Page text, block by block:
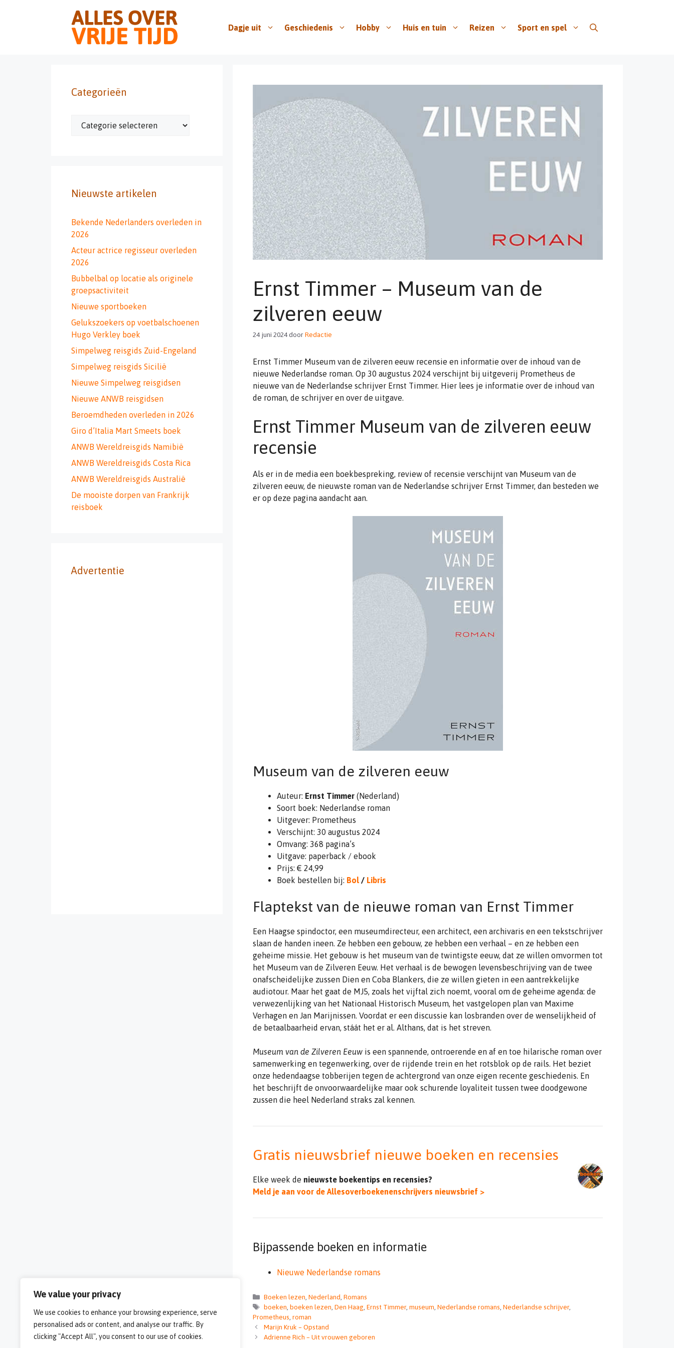
We value your privacy
We use cookies to enhance your browsing experience, serve
personalised ads or content, and analyse our traffic. By
clicking "Accept All", you consent to our use of cookies.
Dagje uit Geschiedenis Hobby Huis en tuin Reizen Sport en spel
Ernst Timmer – Museum van de
zilveren eeuw
24 juni 2024doorRedactie
Ernst Timmer Museum van de zilveren eeuw recensie en informatie over de inhoud van de
nieuwe Nederlandse roman. Op 30 augustus 2024 verschijnt bij uitgeverij Prometheus de
nieuwe van de Nederlandse schrijver Ernst Timmer. Hier lees je informatie over de inhoud van
de roman, de schrijver en over de uitgave.
Ernst Timmer Museum van de zilveren eeuw
recensie
Als er in de media een boekbespreking, review of recensie verschijnt van Museum van de
zilveren eeuw, de nieuwste roman van de Nederlandse schrijver Ernst Timmer, dan besteden we
er op deze pagina aandacht aan.
Museum van de zilveren eeuw
Auteur: Ernst Timmer (Nederland)
Soort boek: Nederlandse roman
Uitgever: Prometheus
Verschijnt: 30 augustus 2024
Omvang: 368 pagina’s
Uitgave: paperback / ebook
Prijs: € 24,99
Boek bestellen bij: Bol / Libris
Flaptekst van de nieuwe roman van Ernst Timmer
Een Haagse spindoctor, een museumdirecteur, een architect, een archivaris en een tekstschrijver
slaan de handen ineen. Ze hebben een gebouw, ze hebben een verhaal – en ze hebben een
geheime missie. Het gebouw is het museum van de twintigste eeuw, dat ze willen omvormen tot
het Museum van de Zilveren Eeuw. Het verhaal is de bewogen levensbeschrijving van de twee
onafscheidelijke zussen Dien en Coba Blankers, die ze willen gieten in een aantrekkelijke
audiotour. Maar het gaat de MJ5, zoals het vijftal zich noemt, vooral om de geheime agenda: de
verwezenlijking van het Nationaal Historisch Museum, het vastgelopen plan van Maxime
Verhagen en Jan Marijnissen. Voordat er een discussie kan losbranden over de wenselijkheid of
de betaalbaarheid ervan, stáát het er al. Althans, dat is het streven.
Museum van de Zilveren Eeuw is een spannende, ontroerende en af en toe hilarische roman over
samenwerking en tegenwerking, over de rijdende trein en het rotsblok op de rails. Het beziet
onze hedendaagse tobberijen tegen de achtergrond van onze eigen recente geschiedenis. En
het beschrijft de onvoorwaardelijke maar ook schurende loyaliteit tussen twee doodgewone
zussen die heel Nederland straks zal kennen.
Gratis nieuwsbrief nieuwe boeken en recensies
Elke week de nieuwste boekentips en recensies?
Meld je aan voor de Allesoverboekenenschrijvers nieuwsbrief >
Bijpassende boeken en informatie
Nieuwe Nederlandse romans
Categorieën
Boeken lezen Nederland Romans
Tags
boeken boeken lezen Den Haag, Ernst Timmer, museum Nederlandse romans Nederlandse schrijver,
Prometheus roman
Marijn Kruk – Opstand
Adrienne Rich – Uit vrouwen geboren
Categorieën
Categorieën
Nieuwste artikelen
Bekende Nederlanders overleden in
2026
Acteur actrice regisseur overleden
2026
Bubbelbal op locatie als originele
groepsactiviteit
Nieuwe sportboeken
Gelukszoekers op voetbalschoenen
Hugo Verkley boek
Simpelweg reisgids Zuid-Engeland
Simpelweg reisgids Sicilië
Nieuwe Simpelweg reisgidsen
Nieuwe ANWB reisgidsen
Beroemdheden overleden in 2026
Giro d’Italia Mart Smeets boek
ANWB Wereldreisgids Namibië
ANWB Wereldreisgids Costa Rica
ANWB Wereldreisgids Australië
De mooiste dorpen van Frankrijk
reisboek
Advertentie